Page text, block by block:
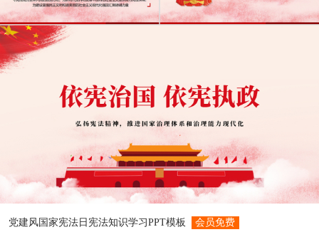
党建风国家宪法日宪法知识学习PPT模板 会员免费